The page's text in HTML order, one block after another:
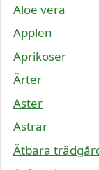
Aloe vera
Äpplen
Aprikoser
Ärter
Aster
Astrar
Ätbara